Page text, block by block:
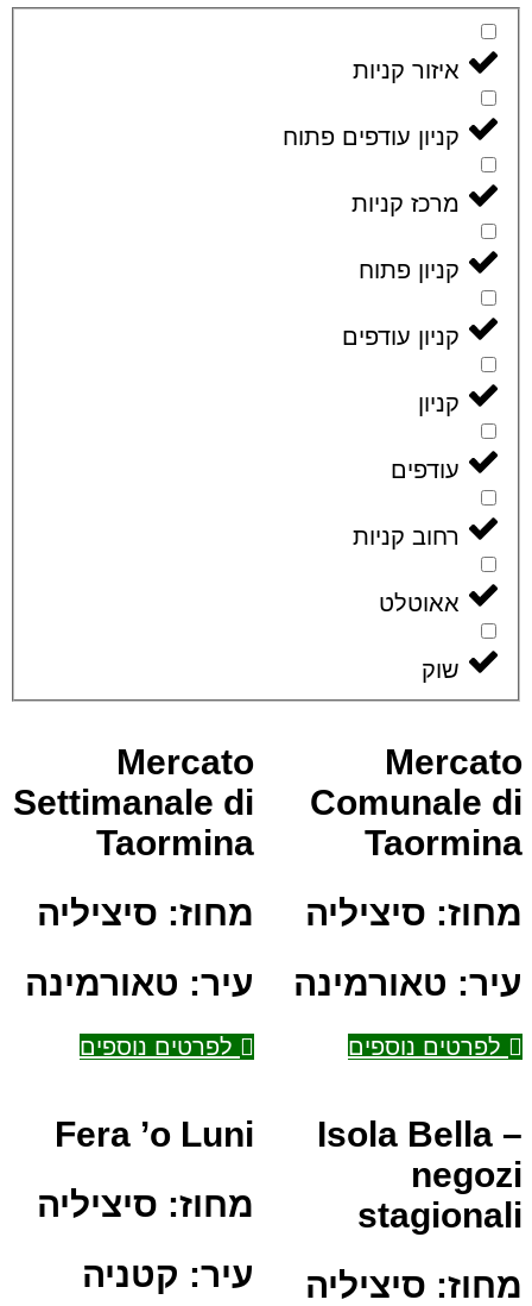
איזור קניות
קניון עודפים פתוח
מרכז קניות
קניון פתוח
קניון עודפים
קניון
עודפים
רחוב קניות
אאוטלט
שוק
Mercato
Comunale di
Taormina
מחוז: סיציליה
עיר: טאורמינה
לפרטים נוספים
Mercato
Settimanale di
Taormina
מחוז: סיציליה
עיר: טאורמינה
לפרטים נוספים
Isola Bella –
negozi
stagionali
מחוז: סיציליה
Fera ’o Luni
מחוז: סיציליה
עיר: קטניה